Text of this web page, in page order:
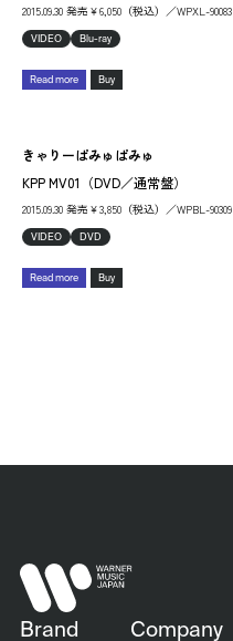
2015.09.30 発売￥6,050（税込）／WPXL-90083
VIDEO Blu-ray
Read more Buy
きゃりーぱみゅぱみゅ
KPP MV01（DVD／通常盤）
2015.09.30 発売￥3,850（税込）／WPBL-90309
VIDEO DVD
Read more Buy
Brand Company